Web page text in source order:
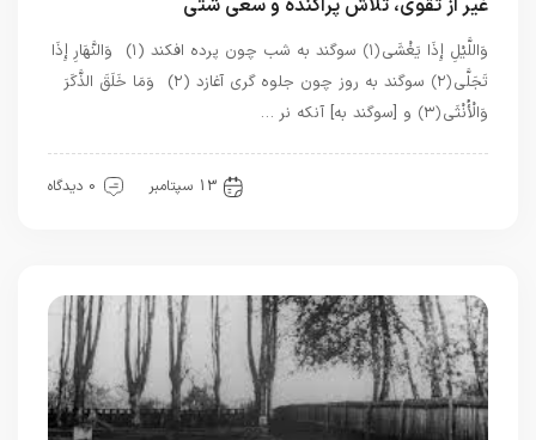
غیر از تقوی، تلاش پراکنده و سعی شتی
وَاللَّيْلِ إِذَا يَغْشَى ﴿۱﴾ سوگند به شب چون پرده افكند (۱) وَالنَّهَارِ إِذَا
تَجَلَّى ﴿۲﴾ سوگند به روز چون جلوه‏ گرى آغازد (۲) وَمَا خَلَقَ الذَّكَرَ
وَالْأُنْثَى ﴿۳﴾ و [سوگند به] آنكه نر …
13 سپتامبر 0 دیدگاه